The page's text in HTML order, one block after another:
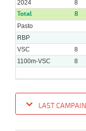
2024 8
Total 8
Pasto
RBP
VSC
8
1100m-VSC
8
LAST